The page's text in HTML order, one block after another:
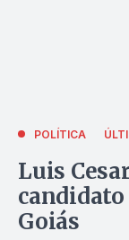
POLÍTICA
Luis
Goiás